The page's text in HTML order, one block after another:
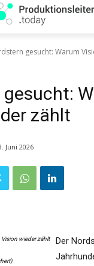
gesucht: Warum
zählt
Juni 2026
Der